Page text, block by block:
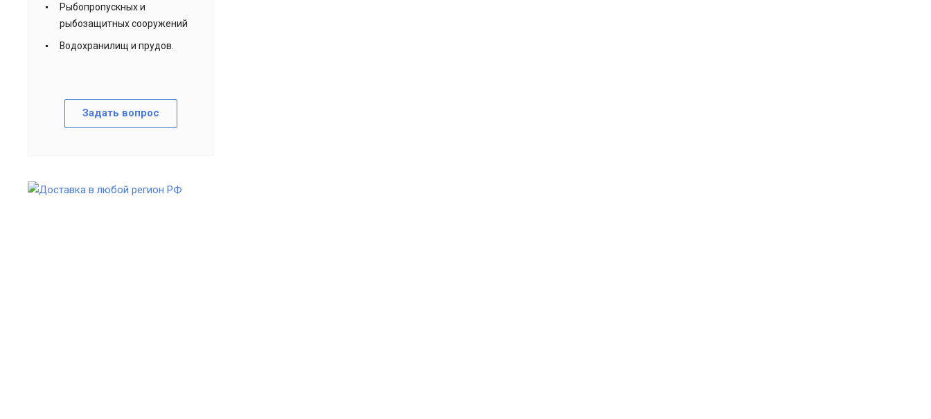
Рыбопропускных и
рыбозащитных сооружений
Водохранилищ и прудов.
Задать вопрос